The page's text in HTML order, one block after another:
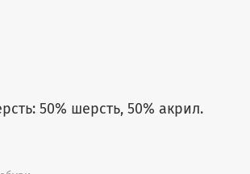
50% шерсть, 50% акрил.